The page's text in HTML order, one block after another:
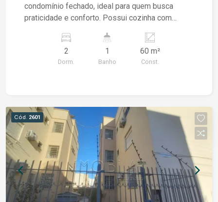
condomínio fechado, ideal para quem busca
praticidade e conforto. Possui cozinha com
lavanderia, sala ampla e bem iluminada, 02
dormitórios, banheiro social e pequeno pátio
visita.
2
Dorm.
1
Banho
60 m²
Const.
Cód. 2601